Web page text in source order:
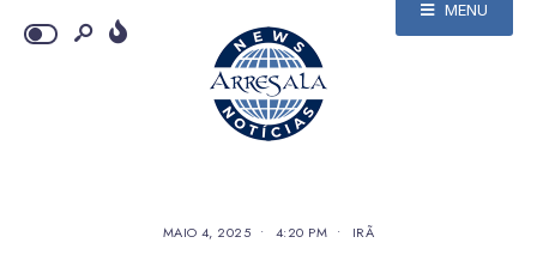
MENU
MAIO 4, 2025 • 4:20 PM • IRÃ